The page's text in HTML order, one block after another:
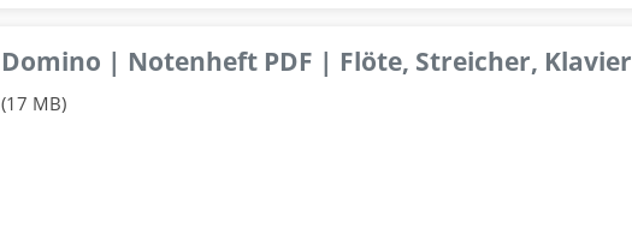
Domino | Notenheft PDF | Flöte, Streicher, Klavier
(17 MB)